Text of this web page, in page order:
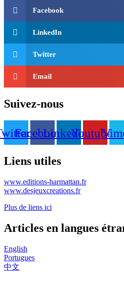
Facebook
LinkedIn
Twitter
Email
Suivez-nous
FacebookLinkedinYoutube
Liens utiles
www.editions-harmattan.fr
www.desjeuxcreations.fr
Plus de liens ici
Articles en langues
English
Portugues
中文